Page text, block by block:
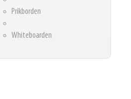
Prikborden
Whiteboarden